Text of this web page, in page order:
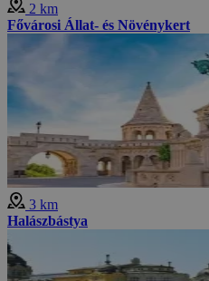
2 km
Fővárosi Állat- és Növénykert
3 km
Halászbástya